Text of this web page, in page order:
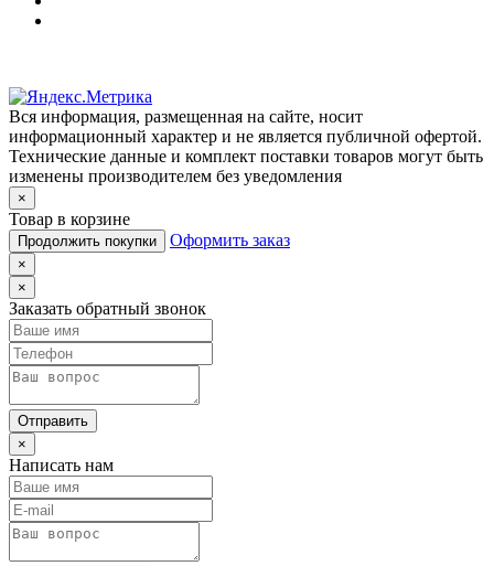
Вся информация, размещенная на сайте, носит
информационный характер и не является публичной офертой.
Технические данные и комплект поставки товаров могут быть
изменены производителем без уведомления
×
Товар в корзине
Продолжить покупки Оформить заказ
×
×
Заказать обратный звонок
Отправить
×
Написать нам